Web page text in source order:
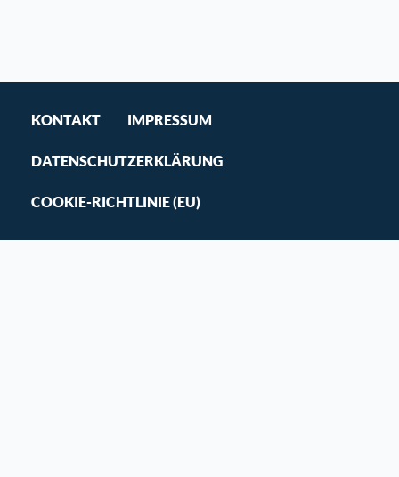
KONTAKT IMPRESSUM
DATENSCHUTZERKLÄRUNG
COOKIE-RICHTLINIE (EU)